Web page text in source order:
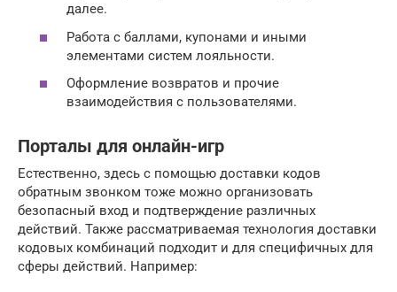
далее.
Работа с баллами, купонами и иными
элементами систем лояльности.
Оформление возвратов и прочие
взаимодействия с пользователями.
Порталы для онлайн-игр
Естественно, здесь с помощью доставки кодов
обратным звонком тоже можно организовать
безопасный вход и подтверждение различных
действий. Также рассматриваемая технология доставки
кодовых комбинаций подходит и для специфичных для
сферы действий. Например: